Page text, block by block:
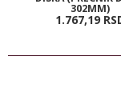
302MM)
1.767,19